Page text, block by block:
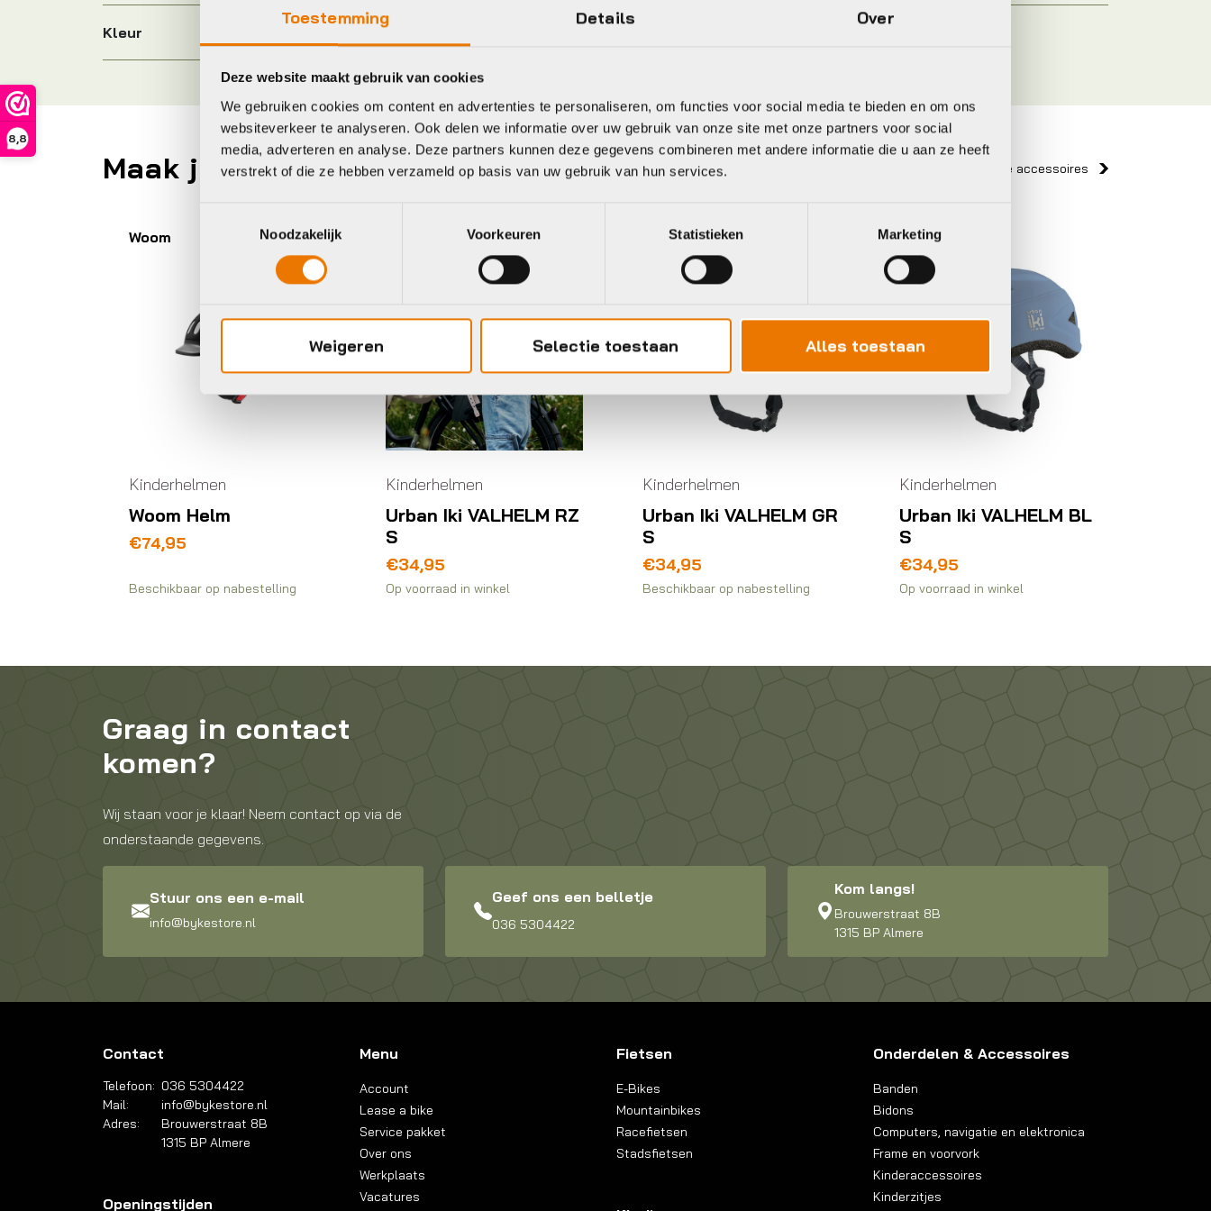
Toestemming Details Over
Deze website maakt gebruik van cookies
We gebruiken cookies om content en advertenties te personaliseren, om functies voor social media te bieden en om ons
websiteverkeer te analyseren. Ook delen we informatie over uw gebruik van onze site met onze partners voor social
media, adverteren en analyse. Deze partners kunnen deze gegevens combineren met andere informatie die u aan ze heeft
verstrekt of die ze hebben verzameld op basis van uw gebruik van hun services.
Noodzakelijk
Voorkeuren Statistieken Marketing
Weigeren Selectie toestaan Alles toestaan
8,8
Kleur
Maak je fiets compleet Bekijk alle accessoires
Woom
Kinderhelmen
Woom Helm
€74,95
Beschikbaar op nabestelling
Kinderhelmen
Urban Iki VALHELM RZ
S
€34,95
Op voorraad in winkel
Urban Iki
Kinderhelmen
Urban Iki VALHELM GR
S
€34,95
Beschikbaar op nabestelling
Urban Iki
Kinderhelmen
Urban Iki VALHELM BL
S
€34,95
Op voorraad in winkel
Graag in contact
komen?
Wij staan voor je klaar! Neem contact op via de
onderstaande gegevens.
Stuur ons een e-mail
info@bykestore.nl
Geef ons een belletje
036 5304422
Kom langs!
Brouwerstraat 8B
1315 BP Almere
Contact
Telefoon: 036 5304422
Mail:
info@bykestore.nl
Adres:
Brouwerstraat 8B
1315 BP Almere
Openingstijden
Menu
Account
Lease a bike
Service pakket
Over ons
Werkplaats
Vacatures
Fietsen
E-Bikes
Mountainbikes
Racefietsen
Stadsfietsen
Onderdelen & Accessoires
Banden
Bidons
Computers, navigatie en elektronica
Frame en voorvork
Kinderaccessoires
Kinderzitjes